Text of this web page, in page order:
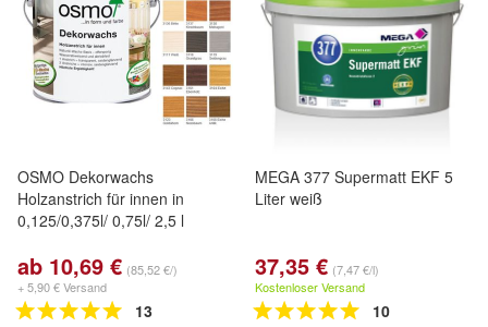
OSMO Dekorwachs
Holzanstrich für innen in
0,125/0,375l/ 0,75l/ 2,5 l
ab 10,69 € (85,52 €/)
+ 5,90 € Versand
13
MEGA 377 Supermatt EKF 5
Liter weiß
37,35 € (7,47 €/l)
Kostenloser Versand
10